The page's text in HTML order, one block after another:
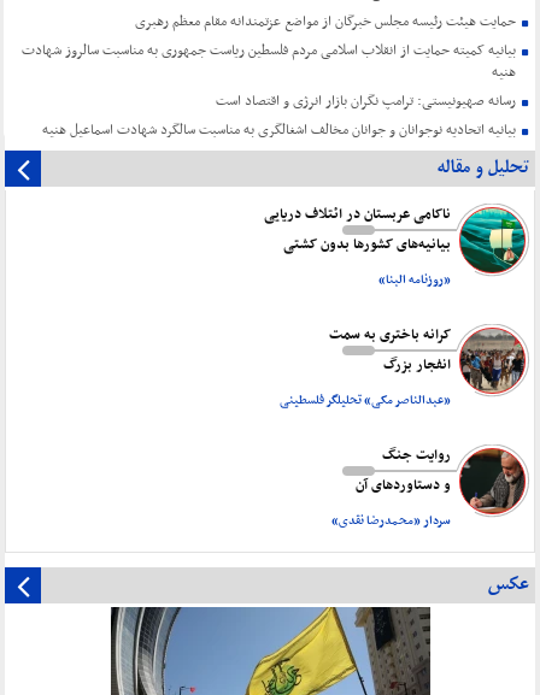
حمایت هیئت رئیسه مجلس خبرگان از مواضع عزتمندانه مقام معظم رهبری
بیانیه کمیته حمایت از انقلاب اسلامی مردم فلسطین ریاست جمهوری به مناسبت سالروز شهادت
هنیه
رسانه صهیونیستی: ترامپ نگران بازار انرژی و اقتصاد است
بیانیه اتحادیه نوجوانان و جوانان مخالف اشغالگری به مناسبت سالگرد شهادت اسماعیل هنیه
تحلیل و مقاله
ناکامی عربستان در ائتلاف دریایی
بیانیه‌های کشورها بدون کشتی
«روزنامه البنا»
کرانه باختری به سمت
انفجار بزرگ
«عبدالناصر مکی» تحلیلگر فلسطینی
روایت جنگ
و دستاورد‌های آن
سردار «محمدرضا نقدی»
عکس